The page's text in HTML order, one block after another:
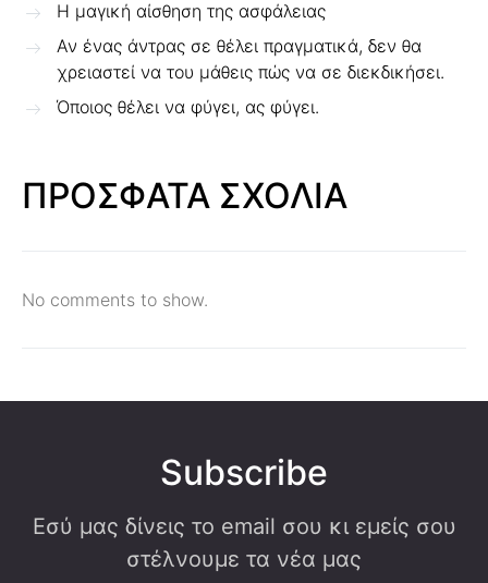
Η μαγική αίσθηση της ασφάλειας
Αν ένας άντρας σε θέλει πραγματικά, δεν θα
χρειαστεί να του μάθεις πώς να σε διεκδικήσει.
Όποιος θέλει να φύγει, ας φύγει.
ΠΡΟΣΦΑΤΑ ΣΧΟΛΙΑ
No comments to show.
Subscribe
Εσύ μας δίνεις το email σου κι εμείς σου
στέλνουμε τα νέα μας